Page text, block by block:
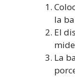
la
El
La